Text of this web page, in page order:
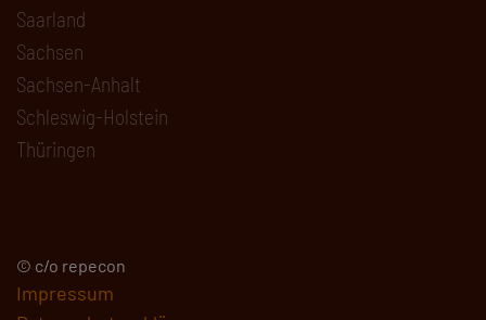
Saarland
Sachsen
Sachsen-Anhalt
Schleswig-Holstein
Thüringen
© c/o repecon
Impressum